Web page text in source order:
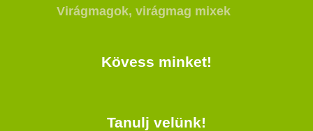
Virágmagok, virágmag mixek
Kövess minket!
Tanulj velünk!